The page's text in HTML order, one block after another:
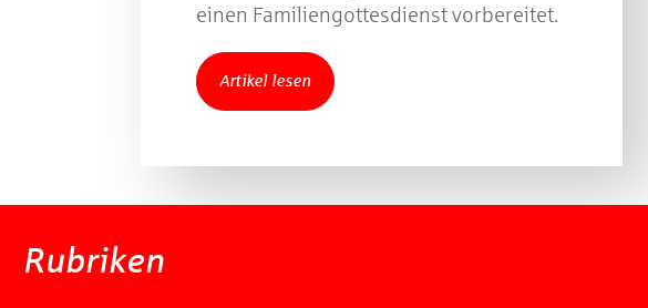
einen Familiengottesdienst vorbereitet.
Artikel lesen
Rubriken